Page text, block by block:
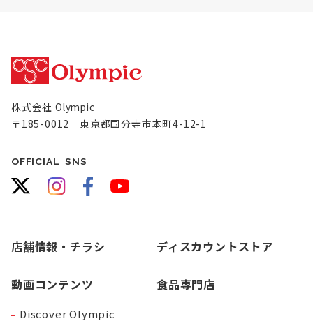
株式会社 Olympic
〒185-0012 東京都国分寺市本町4-12-1
OFFICIAL SNS
店舗情報・チラシ
動画コンテンツ
Discover Olympic
ディスカウントストア
食品専門店